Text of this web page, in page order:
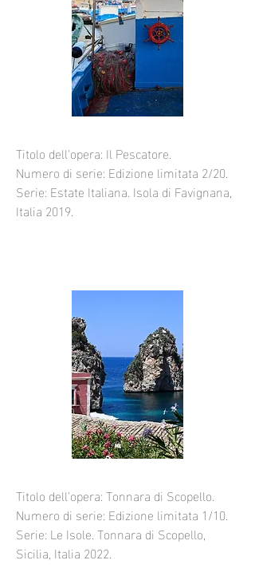
Titolo dell'opera: Il Pescatore.
Numero di serie: Edizione limitata 2/20.
Serie: Estate Italiana. Isola di Favignana,
Italia 2019.
Titolo dell'opera: Tonnara di Scopello.
Numero di serie: Edizione limitata 1/10.
Serie: Le Isole. Tonnara di Scopello,
Sicilia, Italia 2022.